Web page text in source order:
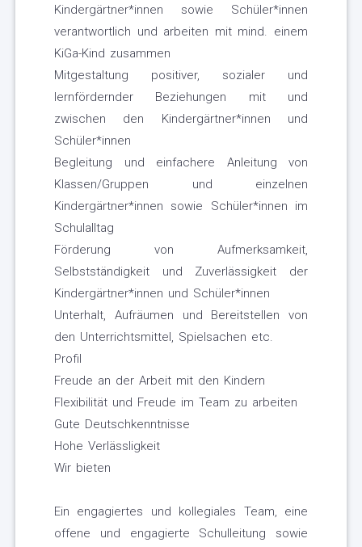
Kindergärtner*innen sowie Schüler*innen
verantwortlich und arbeiten mit mind. einem
KiGa-Kind zusammen
Mitgestaltung positiver, sozialer und
lernfördernder Beziehungen mit und
zwischen den Kindergärtner*innen und
Schüler*innen
Begleitung und einfachere Anleitung von
Klassen/Gruppen und einzelnen
Kindergärtner*innen sowie Schüler*innen im
Schulalltag
Förderung von Aufmerksamkeit,
Selbstständigkeit und Zuverlässigkeit der
Kindergärtner*innen und Schüler*innen
Unterhalt, Aufräumen und Bereitstellen von
den Unterrichtsmittel, Spielsachen etc.
Profil
Freude an der Arbeit mit den Kindern
Flexibilität und Freude im Team zu arbeiten
Gute Deutschkenntnisse
Hohe Verlässligkeit
Wir bieten
Ein engagiertes und kollegiales Team, eine
offene und engagierte Schulleitung sowie